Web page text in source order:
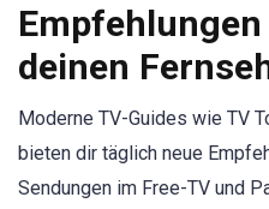
deinen
Moderne TV-Guides wie TV
bieten dir täglich neue
Sendungen im Free-TV und